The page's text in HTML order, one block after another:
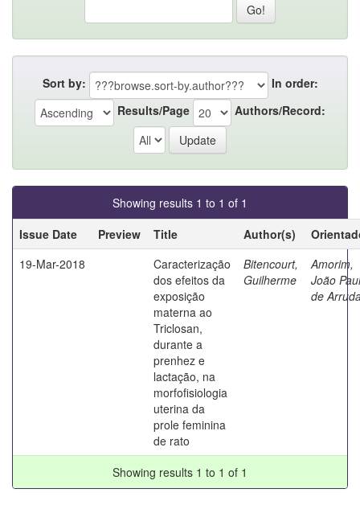
Sort by:
In order:
Results/Page
Authors/Record:
Showing results 1 to 1 of 1
Issue Date
Preview Title Author(s)
19-Mar-2018
Caracterização
dos efeitos da
exposição
materna ao
Triclosan,
durante a
prenhez e
lactação, na
morfofisiologia
uterina da
prole feminina
de rato
Bitencourt,
Guilherme
Amorim,
João
de
Showing results 1 to 1 of 1